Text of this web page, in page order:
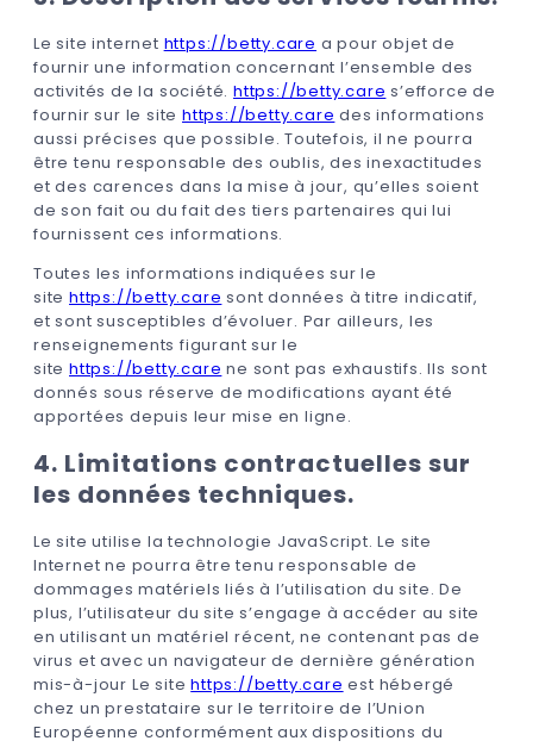
Le site internet https://betty.care a pour objet de
fournir une information concernant l’ensemble des
activités de la société.https://betty.care s’efforce de
fournir sur le sitehttps://betty.care des informations
aussi précises que possible. Toutefois, il ne pourra
être tenu responsable des oublis, des inexactitudes
et des carences dans la mise à jour, qu’elles soient
de son fait ou du fait des tiers partenaires qui lui
fournissent ces informations.
Toutes les informations indiquées sur le
site https://betty.care sont données à titre indicatif,
et sont susceptibles d’évoluer. Par ailleurs, les
renseignements figurant sur le
site https://betty.care ne sont pas exhaustifs. Ils sont
donnés sous réserve de modifications ayant été
apportées depuis leur mise en ligne.
4. Limitations contractuelles sur
les données techniques.
Le site utilise la technologie JavaScript. Le site
Internet ne pourra être tenu responsable de
dommages matériels liés à l’utilisation du site. De
plus, l’utilisateur du site s’engage à accéder au site
en utilisant un matériel récent, ne contenant pas de
virus et avec un navigateur de dernière génération
mis-à-jour Le sitehttps://betty.care est hébergé
chez un prestataire sur le territoire de l’Union
Européenne conformément aux dispositions du